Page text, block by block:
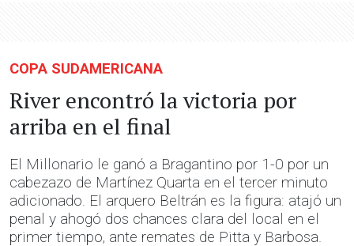
COPA SUDAMERICANA
River encontró la victoria por
arriba en el final
El Millonario le ganó a Bragantino por 1-0 por un
cabezazo de Martínez Quarta en el tercer minuto
adicionado. El arquero Beltrán es la figura: atajó un
penal y ahogó dos chances clara del local en el
primer tiempo, ante remates de Pitta y Barbosa.